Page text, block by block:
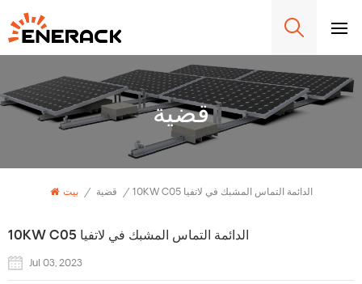
قضية
بيت / قضية / 10KW C05 الدائمة التماس المشبك في لاتفيا
10KW C05 الدائمة التماس المشبك في لاتفيا
Jul 03, 2023